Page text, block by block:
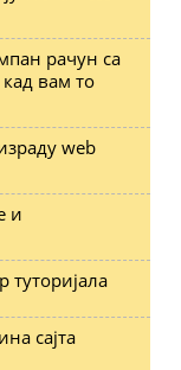
рачун са
вам то
web
и
туторијала
сајта